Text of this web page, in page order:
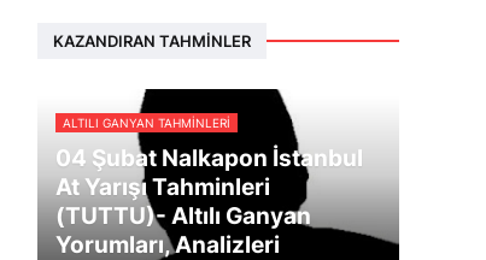
KAZANDIRAN TAHMINLER
ALTILI GANYAN TAHMINLERI
04 Şubat Nalkapon İstanbul
At Yarışı Tahminleri
(TUTTU)- Altılı Ganyan
Yorumları, Analizleri